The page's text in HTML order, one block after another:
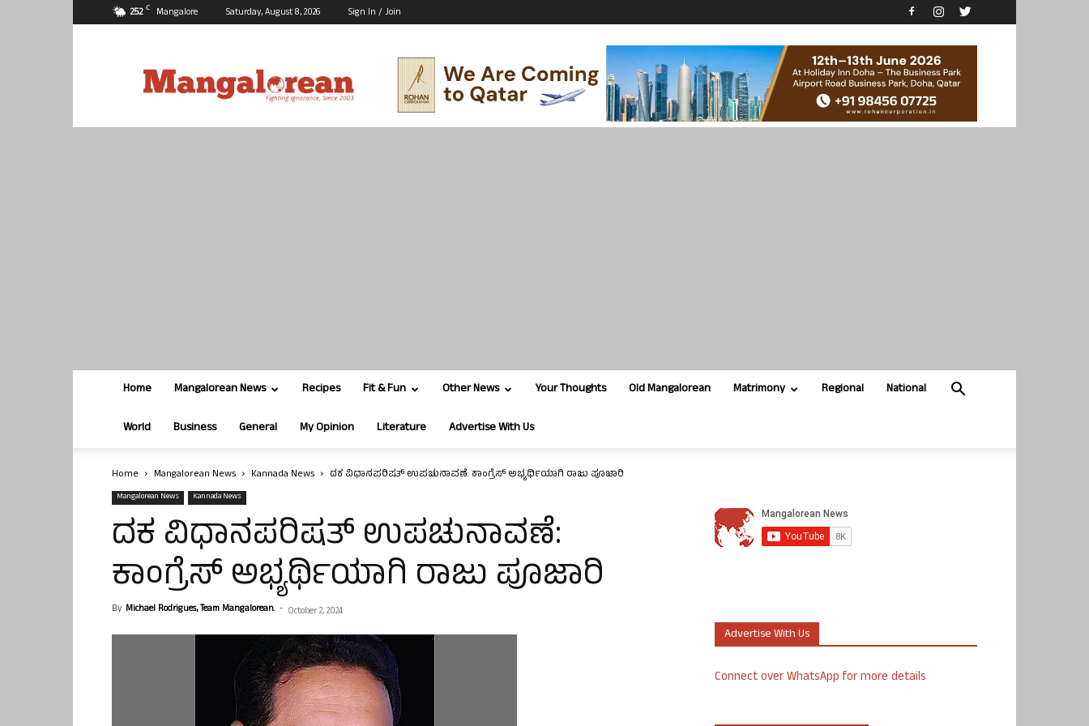
25.2 C Mangalore Saturday, August 8, 2026 Sign In / Join
Home Mangalorean News Recipes Fit & Fun Other News Your Thoughts Old Mangalorean Matrimony Regional National
World Business General My Opinion Literature Advertise With Us
Home Mangalorean News Kannada News ದಕ ವಿಧಾನಪರಿಷತ್ ಉಪಚುನಾವಣೆ: ಕಾಂಗ್ರೆಸ್ ಅಭ್ಯ‍ರ್ಥಿಯಾಗಿ ರಾಜು ಪೂಜಾರಿ
Mangalorean News Kannada News
ದಕ ವಿಧಾನಪರಿಷತ್ ಉಪಚುನಾವಣೆ:
ಕಾಂಗ್ರೆಸ್ ಅಭ್ಯ‍ರ್ಥಿಯಾಗಿ ರಾಜು ಪೂಜಾರಿ
By Michael Rodrigues, Team Mangalorean. - October 2, 2024
Advertise With Us
Connect over WhatsApp for more details